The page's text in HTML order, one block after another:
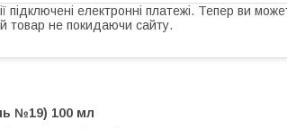
підключені електронні платежі. Тепер ви
товар не покидаючи сайту.
№19) 100 мл